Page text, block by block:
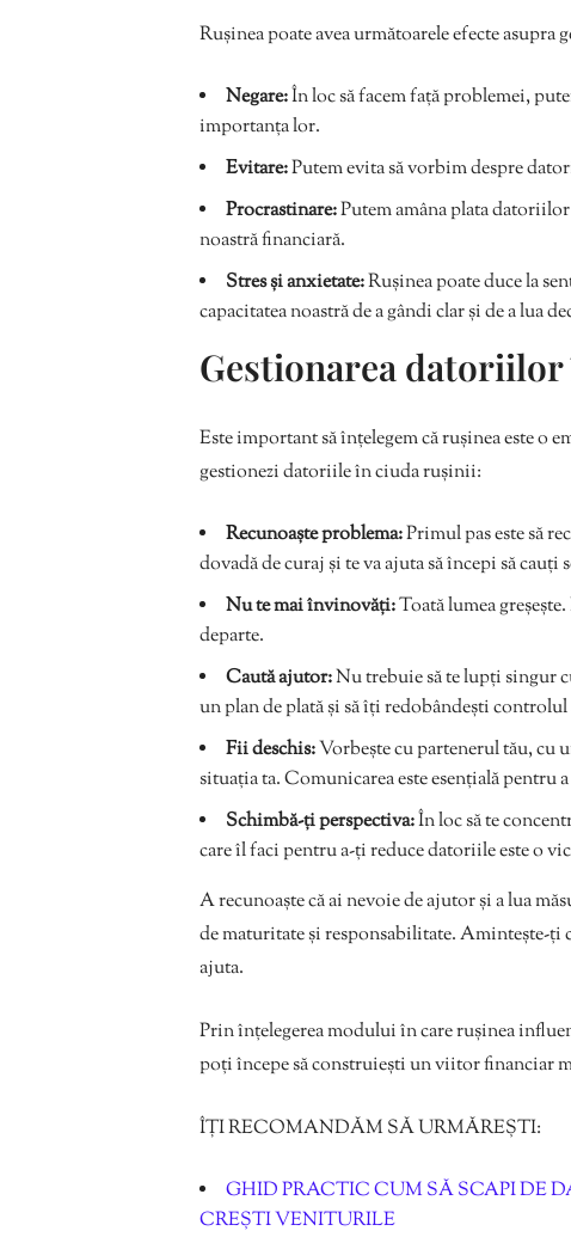
Rușinea poate avea următoarele efecte
Negare:În loc să facem față problemei,
importanța lor.
Evitare:Putem evita să vorbim despre
Procrastinare:Putem amâna plata
noastră financiară.
Stres și anxietate:Rușinea poate duce la
capacitatea noastră de a gândi clar și de a lua
Gestionarea
Este important să înțelegem că rușinea este o
gestionezi datoriile în ciuda rușinii:
Recunoaște problema:Primul pas este să
dovadă de curaj și te va ajuta să începi să cauți
Nu te mai învinovăți:Toată lumea
departe.
Caută ajutor:Nu trebuie să te lupți singur
un plan de plată și să îți redobândești
Fii deschis:Vorbește cu partenerul tău, cu
situația ta. Comunicarea este esențială pentru
Schimbă-ți perspectiva:În loc să te
care îl faci pentru a-ți reduce datoriile este o
A recunoaște că ai nevoie de ajutor și a lua
de maturitate și responsabilitate. Amintește-ți
ajuta.
Prin înțelegerea modului în care rușinea
poți începe să construiești un viitor financiar
ÎȚI RECOMANDĂM SĂ URMĂREȘTI:
GHID PRACTIC CUM SĂ SCAPI DE
CREȘTI VENITURILE